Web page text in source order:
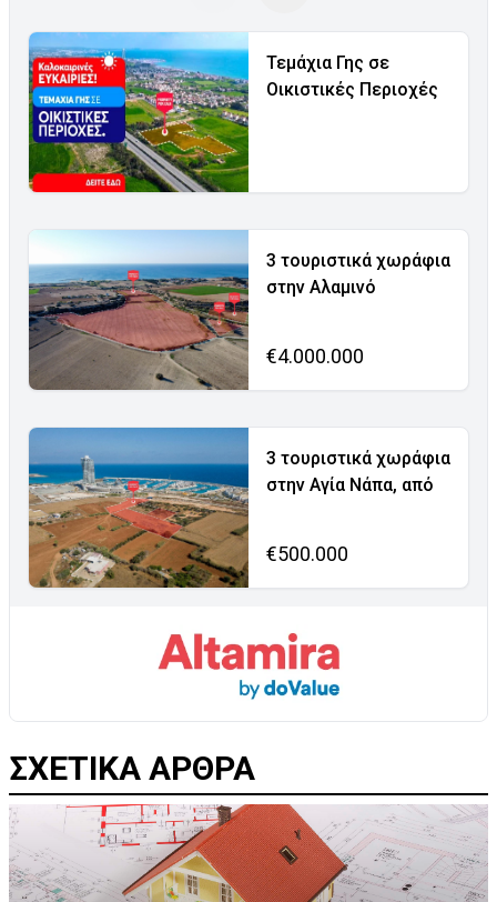
Τεμάχια Γης σε
Οικιστικές Περιοχές
3 τουριστικά χωράφια
στην Αλαμινό
€4.000.000
3 τουριστικά χωράφια
στην Αγία Νάπα, από
€500.000
ΣΧΕΤΙΚΑ ΑΡΘΡΑ